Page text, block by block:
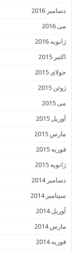
دسامبر 2016
می 2016
ژانویه 2016
اکتبر 2015
جولای 2015
ژوئن 2015
می 2015
آوریل 2015
مارس 2015
فوریه 2015
ژانویه 2015
دسامبر 2014
سپتامبر 2014
آوریل 2014
مارس 2014
فوریه 2014